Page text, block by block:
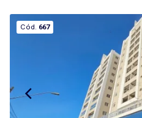
Cód. 667